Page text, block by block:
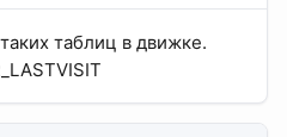
таблиц в движке.